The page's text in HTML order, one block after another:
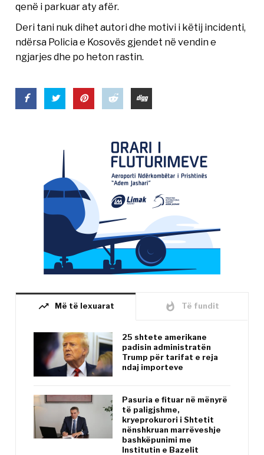
qenë i parkuar aty afër.
Deri tani nuk dihet autori dhe motivi i këtij incidenti,
ndërsa Policia e Kosovës gjendet në vendin e
ngjarjes dhe po heton rastin.
trending_up Më të lexuarat whatshot Të fundit
25 shtete amerikane
padisin administratën
Trump për tarifat e reja
ndaj importeve
Pasuria e fituar në mënyrë
të paligjshme,
kryeprokurori i Shtetit
nënshkruan marrëveshje
bashkëpunimi me
Institutin e Bazelit